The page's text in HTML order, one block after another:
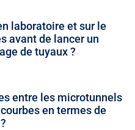
laboratoire et sur le
avant de lancer un
de tuyaux ?
entre les microtunnels
en termes de